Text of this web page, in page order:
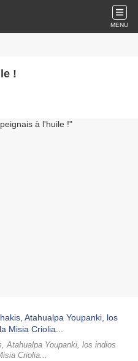
MENU
!
Atahualpa Youpanki, los indios
Criolia...